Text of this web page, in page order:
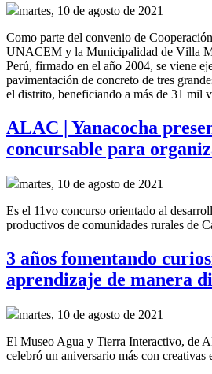
martes, 10 de agosto de 2021
Como parte del convenio de
UNACEM y la Municipalidad de Villa
Perú, firmado en el año 2004, se viene
pavimentación de concreto de tres
el distrito, beneficiando a más de 31 mil
ALAC | Yanacocha
concursable para
martes, 10 de agosto de 2021
Es el 11vo concurso orientado al
productivos de comunidades rurales de
3 años fomentando
aprendizaje de manera
martes, 10 de agosto de 2021
El Museo Agua y Tierra Interactivo, de
celebró un aniversario más con creativas